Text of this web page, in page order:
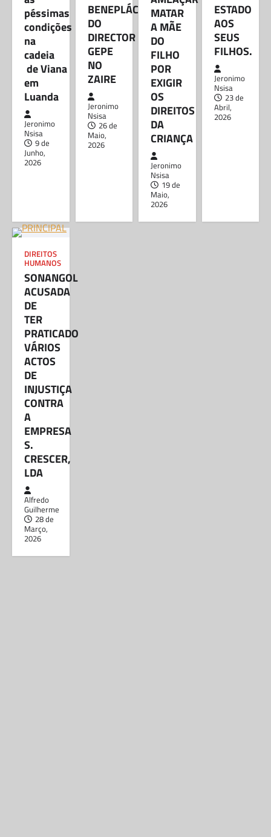
BLOG
GOVERNADOR VOLTA A CRIAR
TEIA DE CORRUPÇÃO COM O
BENEPLÁCITO DO DIRECTOR
GEPE NO ZAIRE
Jeronimo Nsisa 26 de Maio, 2026
Partilhe e siga-nos ...
Partilhe e siga-nos …Segundo apurou a
NSISA REFLEXÕES, cresce o nível de
descontentamento generalizado dos técnicos
das administrações municipais nos…
DIREITOS HUMANOS
JUIZ JOEL LEONARDO ACUSADO
péssimas
condições
na
cadeia
de Viana
em
Luanda
Jeronimo
Nsisa
9 de
Junho,
2026
BENEPLÁCITO
DO
DIRECTOR
GEPE
NO
ZAIRE
Jeronimo
Nsisa
26 de
Maio,
2026
MATAR
A MÃE
DO
FILHO
POR
EXIGIR
OS
DIREITOS
DA
CRIANÇA
Jeronimo
Nsisa
19 de
Maio,
2026
ESTADO
AOS
SEUS
FILHOS.
Jeronimo
Nsisa
23 de
Abril,
2026
DIREITOS
HUMANOS
SONANGOL
ACUSADA
DE
TER
PRATICADO
VÁRIOS
ACTOS
DE
INJUSTIÇA
CONTRA
A
EMPRESA
S.
CRESCER,
LDA
Alfredo
Guilherme
28 de
Março,
2026